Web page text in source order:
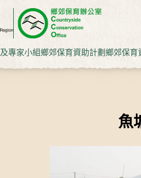
專家小組鄉郊保育資助計劃 鄉郊保育
魚